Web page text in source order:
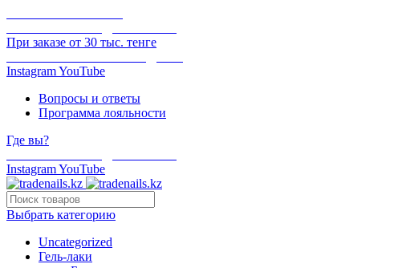
При заказе от 30 тыс. тенге
InstagramYouTube
Вопросы и ответы
Программа лояльности
Где вы?
InstagramYouTube
Выбрать категорию
Uncategorized
Гель-лаки